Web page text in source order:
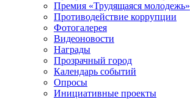
Премия «Трудящаяся молодежь»
Противодействие коррупции
Фотогалерея
Видеоновости
Награды
Прозрачный город
Календарь событий
Опросы
Инициативные проекты